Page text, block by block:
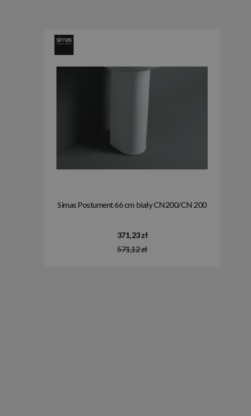
Simas Postument 66 cm biały CN200/CN 200
371,23 zł
571,12 zł